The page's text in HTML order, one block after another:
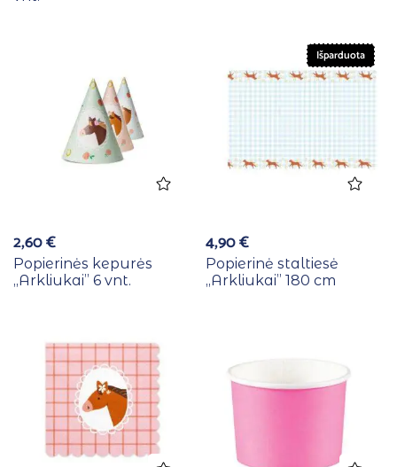
2,60€
Popierinės kepurės
,,Arkliukai” 6 vnt.
Išparduota
4,90€
Popierinė staltiesė
,,Arkliukai” 180 cm